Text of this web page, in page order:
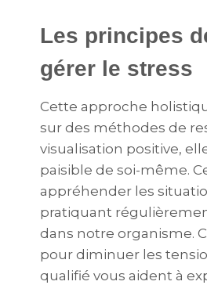
Les principes
gérer le stress
Cette approche
sur des méthodes de
visualisation positive,
paisible de soi-même.
appréhender les
pratiquant
dans notre organisme.
pour diminuer les
qualifié vous aident à